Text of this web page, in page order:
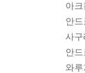
아
안
사
안
와